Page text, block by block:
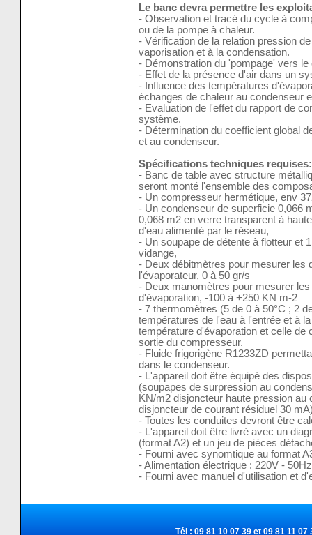
Le banc devra permettre les
- Observation et tracé du cycle à
ou de la pompe à chaleur.
- Vérification de la relation pression
vaporisation et à la condensation.
- Démonstration du 'pompage' vers le
- Effet de la présence d'air dans un
- Influence des températures
échanges de chaleur au condenseur
- Evaluation de l'effet du rapport de
système.
- Détermination du coefficient global
et au condenseur.
Spécifications techniques requises:
- Banc de table avec structure
seront monté l'ensemble des
- Un compresseur hermétique, env
- Un condenseur de superficie 0,066
0,068 m2 en verre transparent à
d'eau alimenté par le réseau,
- Un soupape de détente à flotteur et
vidange,
- Deux débitmètres pour mesurer les
l'évaporateur, 0 à 50 gr/s
- Deux manomètres pour mesurer
d'évaporation, -100 à +250 KN m-2
- 7 thermomètres (5 de 0 à 50°C ; 2
températures de l'eau à l'entrée et à
température d'évaporation et celle de
sortie du compresseur.
- Fluide frigorigène R1233ZD
dans le condenseur.
- L'appareil doit être équipé des
(soupapes de surpression au
KN/m2 disjoncteur haute pression
disjoncteur de courant résiduel 30
- Toutes les conduites devront être
- L'appareil doit être livré avec un
(format A2) et un jeu de pièces
- Fourni avec synomtique au format
- Alimentation électrique : 220V -
- Fourni avec manuel d'utilisation et
Tél : 09 81 10 07 39 et 09 81 11